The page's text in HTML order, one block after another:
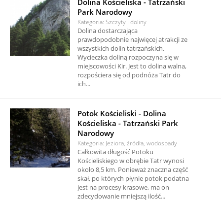
Park Narodowy
Kategoria: Szczyty i doliny
Dolina dostarczająca
prawdopodobnie najwięcej atrakcji ze
wszystkich dolin tatrzańskich.
Wycieczka doliną rozpoczyna się w
miejscowości Kir. Jest to dolina walna,
rozpościera się od podnóża Tatr do
ich...
Potok Kościeliski - Dolina
Kościeliska - Tatrzański Park
Narodowy
Kategoria: Jeziora, źródła, wodospady
Całkowita długość Potoku
Kościeliskiego w obrębie Tatr wynosi
około 8,5 km. Ponieważ znaczna część
skał, po których płynie potok podatna
jest na procesy krasowe, ma on
zdecydowanie mniejszą ilość...